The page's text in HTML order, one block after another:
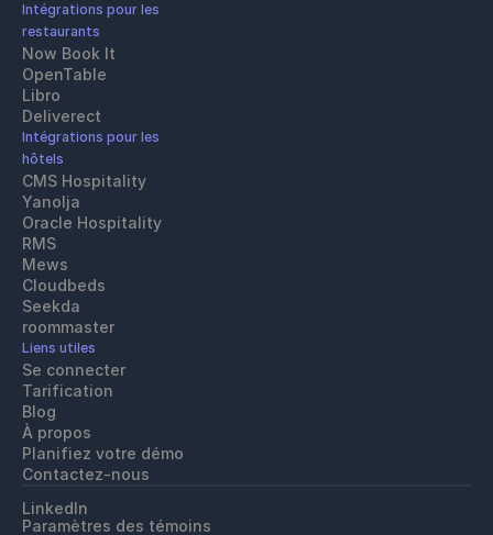
Intégrations pour les
restaurants
Now Book It
OpenTable
Libro
Deliverect
Intégrations pour les
hôtels
CMS Hospitality
Yanolja
Oracle Hospitality
RMS
Mews
Cloudbeds
Seekda
roommaster
Liens utiles
Se connecter
Tarification
Blog
À propos
Planifiez votre démo
Contactez-nous
LinkedIn
Paramètres des témoins